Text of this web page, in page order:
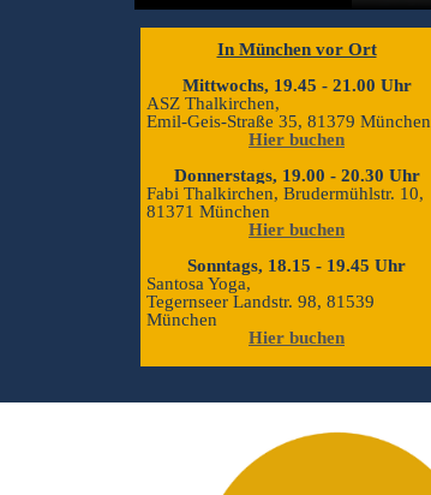
In München vor Ort
Mittwochs, 19.45 - 21.00 Uhr
ASZ Thalkirchen,
Emil-Geis-Straße 35, 81379 München
Hier buchen
Donnerstags, 19.00 - 20.30 Uhr
Fabi Thalkirchen, Brudermühlstr. 10,
81371 München
Hier buchen
Sonntags, 18.15 - 19.45 Uhr
Santosa Yoga,
Tegernseer Landstr. 98, 81539
München
Hier buchen